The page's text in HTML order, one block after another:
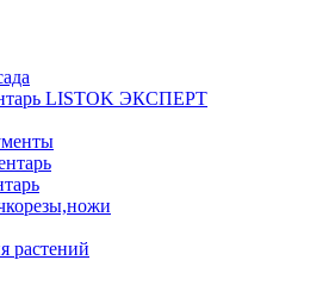
LISTOK ЭКСПЕРТ
растений